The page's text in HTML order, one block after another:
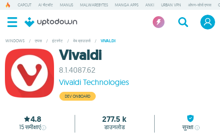
CAPCUT AI चैटबॉट MANUS MALWAREBYTES MANGA APPS ANKI URBAN VPN ओपन-सोर्स एप्पस
WINDOWS / एप्पस / इंटरनेट / वेब ब्राउज़र्स / VIVALDI
Vivaldi
8.1.4087.62
Vivaldi Technologies
DEV ONBOARD
4.8
15समीक्षाएं
277.5 k
डाउनलोड सुरक्षा